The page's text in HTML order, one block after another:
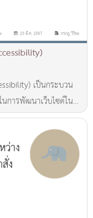
เป็นกระบวน
การพัฒนาเว็บไซต์ใน
มารถใช้งานได้อย่างมี
ความสามารถทางการ